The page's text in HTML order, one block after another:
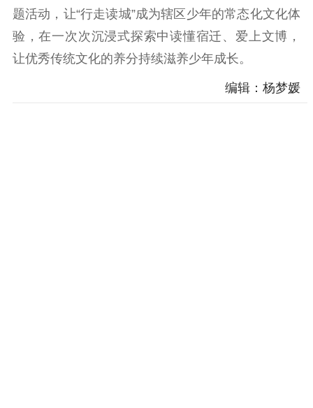
公共服务
新时代公民素养
提升资源库
新闻出版
政务服务
作品著作权
登记服务
文艺创作
题活动，让“行走读城”成为辖区少年的常态化文化体
验，在一次次沉浸式探索中读懂宿迁、爱上文博，
让优秀传统文化的养分持续滋养少年成长。
编辑：杨梦媛